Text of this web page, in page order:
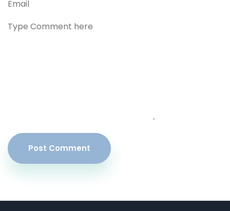
Post Comment